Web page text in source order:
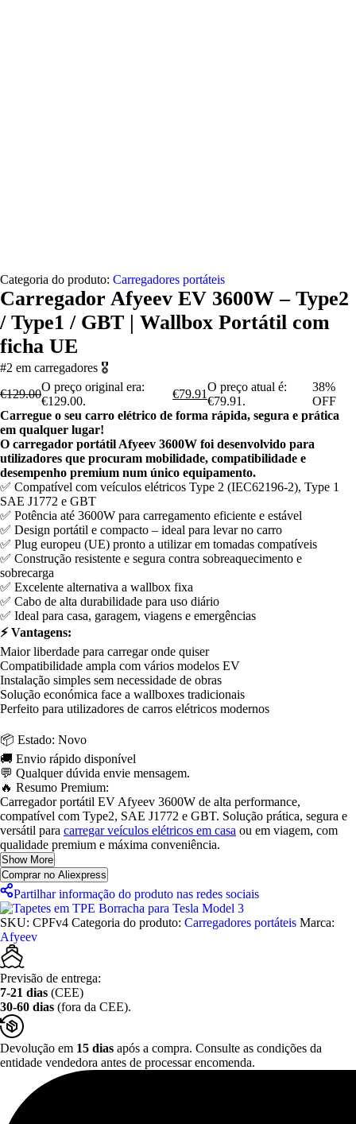
Categoria do produto: Carregadores portáteis
Carregador Afyeev EV 3600W – Type2
/ Type1 / GBT | Wallbox Portátil com
ficha UE
#2 em carregadores 🎖️
€129.00
O preço original era:
€129.00.
€79.91
O preço atual é:
€79.91.
38%
OFF
Carregue o seu carro elétrico de forma rápida, segura e prática
em qualquer lugar!
O carregador portátil Afyeev 3600W foi desenvolvido para
utilizadores que procuram mobilidade, compatibilidade e
desempenho premium num único equipamento.
✅ Compatível com veículos elétricos Type 2 (IEC62196-2), Type 1
SAE J1772 e GBT
✅ Potência até 3600W para carregamento eficiente e estável
✅ Design portátil e compacto – ideal para levar no carro
✅ Plug europeu (UE) pronto a utilizar em tomadas compatíveis
✅ Construção resistente e segura contra sobreaquecimento e
sobrecarga
✅ Excelente alternativa a wallbox fixa
✅ Cabo de alta durabilidade para uso diário
✅ Ideal para casa, garagem, viagens e emergências
⚡ Vantagens:
Maior liberdade para carregar onde quiser
Compatibilidade ampla com vários modelos EV
Instalação simples sem necessidade de obras
Solução económica face a wallboxes tradicionais
Perfeito para utilizadores de carros elétricos modernos
📦 Estado: Novo
🚚 Envio rápido disponível
💬 Qualquer dúvida envie mensagem.
🔥 Resumo Premium:
Carregador portátil EV Afyeev 3600W de alta performance,
compatível com Type2, SAE J1772 e GBT. Solução prática, segura e
versátil para carregar veículos elétricos em casa ou em viagem, com
qualidade premium e máxima conveniência.
Show More
Comprar no Aliexpress
Partilhar informação do produto nas redes sociais
SKU: CPFv4 Categoria do produto: Carregadores portáteis Marca:
Afyeev
Previsão de entrega:
7-21 dias (CEE)
30-60 dias (fora da CEE).
Devolução em 15 dias após a compra. Consulte as condições da
entidade vendedora antes de processar encomenda.